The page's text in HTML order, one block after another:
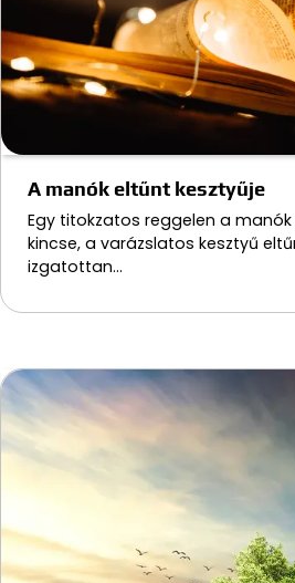
A manók eltűnt kesztyűje
Egy titokzatos reggelen a
kincse, a varázslatos kesztyű
izgatottan…